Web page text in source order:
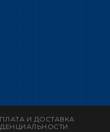
И ДОСТАВКА